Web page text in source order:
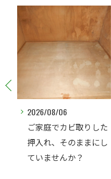
2026/08/06
玄関ドアを開けた瞬間
の臭い。壁紙を張替え
ないと解決できないこ